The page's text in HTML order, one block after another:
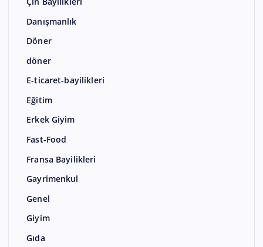
Danışmanlık
Döner
döner
E-ticaret-bayilikleri
Eğitim
Erkek Giyim
Fast-Food
Fransa Bayilikleri
Gayrimenkul
Genel
Giyim
Gıda